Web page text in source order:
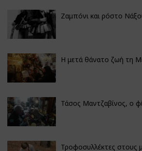
Ζαμπόνι και ρόστο
Η μετά θάνατο ζωή τη
Τάσος Μαντζαβίνος, ο
Τροφοσυλλέκτες στους